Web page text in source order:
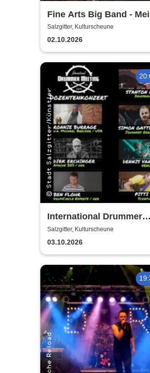
Fine Arts Big Band -
amerikanischer Traum -
Stories
Salzgitter, Kulturscheune
02.10.2026
International Drummer
Meeting Konzert |
Kulturscheune
Salzgitter, Kulturscheune
03.10.2026